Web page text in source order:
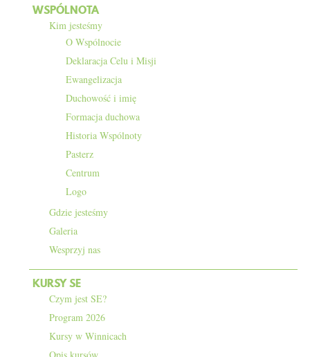
WSPÓLNOTA
Kim jesteśmy
O Wspólnocie
Deklaracja Celu i Misji
Ewangelizacja
Duchowość i imię
Formacja duchowa
Historia Wspólnoty
Pasterz
Centrum
Logo
Gdzie jesteśmy
Galeria
Wesprzyj nas
KURSY SE
Czym jest SE?
Program 2026
Kursy w Winnicach